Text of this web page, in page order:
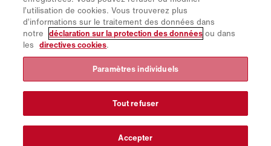
Calculateur de CO₂
Calculateur de TCO
Sites & Revendeurs
Aperçu des groupes de produits
CollabHub Login
© 2026 Aebi Schmidt Group
l’utilisation de cookies. Vous trouverez plus
d’informations sur le traitement des données dans
notre déclaration sur la protection des données ou dans
les directives cookies.
Paramètres individuels
Tout refuser
Accepter